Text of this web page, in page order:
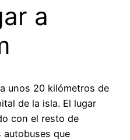
a
unos 20 kilómetros de
de la isla. El lugar
con el resto de
autobuses que